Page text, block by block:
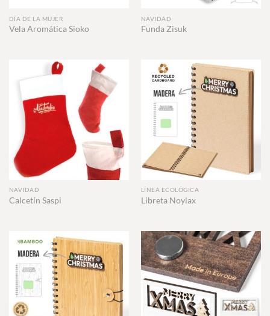
DÍA DE LA MUJER
Vela Aromática Sioko
NAVIDAD
Funda Zisuk
NAVIDAD
Calcetín Saspi
LÍNEA ECOLÓGICA
Libreta Noylax